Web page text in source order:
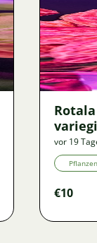
vor 19
Pflanzen
€10